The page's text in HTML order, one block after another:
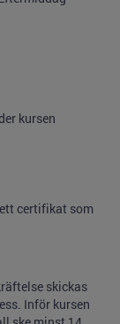
kursen
certifikat som
skickas
Inför kursen